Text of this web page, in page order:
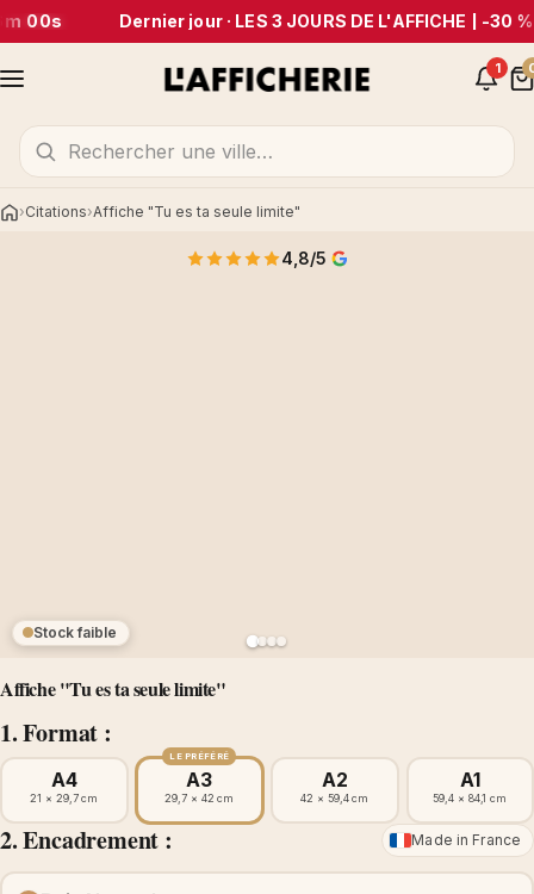
00s Dernier jour · LES 3 JOURS DE L'AFFICHE | -30 %
1
AccueilCitations Affiche "Tu es ta seule limite"
Affiche "Tu es ta seule limite"
1. Format :
Stock faible
4,8/5
A4
21 × 29,7 cm
LE PRÉFÉRÉ
A3
29,7 × 42 cm
A2
42 × 59,4 cm
A1
59,4 × 84,1 cm
2. Encadrement : Made in France